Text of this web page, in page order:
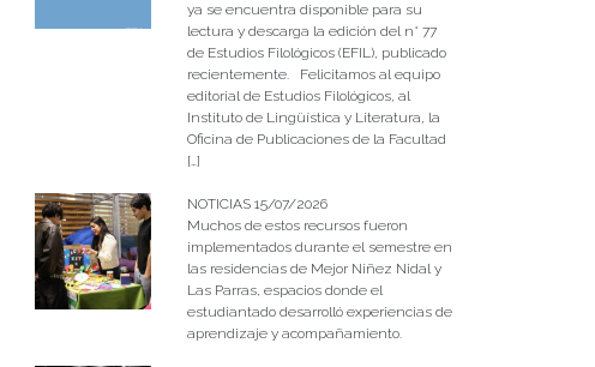
ya se encuentra disponible para su
lectura y descarga la edición del n° 77
de Estudios Filológicos (EFIL), publicado
recientemente. Felicitamos al equipo
editorial de Estudios Filológicos, al
Instituto de Lingüística y Literatura, la
Oficina de Publicaciones de la Facultad
[…]
NOTICIAS 15/07/2026
Muchos de estos recursos fueron
implementados durante el semestre en
las residencias de Mejor Niñez Nidal y
Las Parras, espacios donde el
estudiantado desarrolló experiencias de
aprendizaje y acompañamiento.